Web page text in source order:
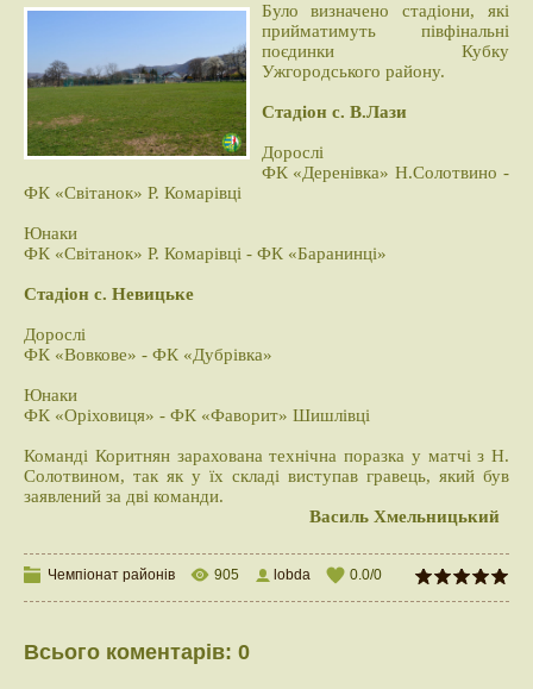
Було визначено стадіони, які
прийматимуть півфінальні
поєдинки Кубку
Ужгородського району.
Стадіон с. В.Лази
Дорослі
ФК «Деренівка» Н.Солотвино -
ФК «Світанок» Р. Комарівці
Юнаки
ФК «Світанок» Р. Комарівці - ФК «Баранинці»
Стадіон с. Невицьке
Дорослі
ФК «Вовкове» - ФК «Дубрівка»
Юнаки
ФК «Оріховиця» - ФК «Фаворит» Шишлівці
Команді Коритнян зарахована технічна поразка у матчі з Н.
Солотвином, так як у їх складі виступав гравець, який був
заявлений за дві команди.
Василь Хмельницький
Чемпіонат районів 905 lobda 0.0/0
Всього коментарів: 0